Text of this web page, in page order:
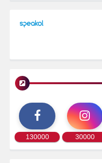
30000
130000
لكأس الكونفدرالية